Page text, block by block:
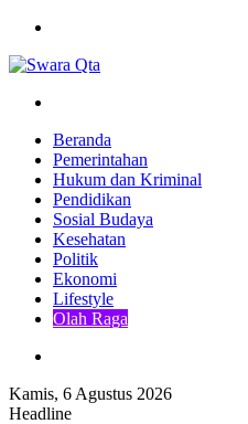
Beranda
Pemerintahan
Hukum dan Kriminal
Pendidikan
Sosial Budaya
Kesehatan
Politik
Ekonomi
Lifestyle
Olah Raga
Kamis, 6 Agustus 2026
Headline